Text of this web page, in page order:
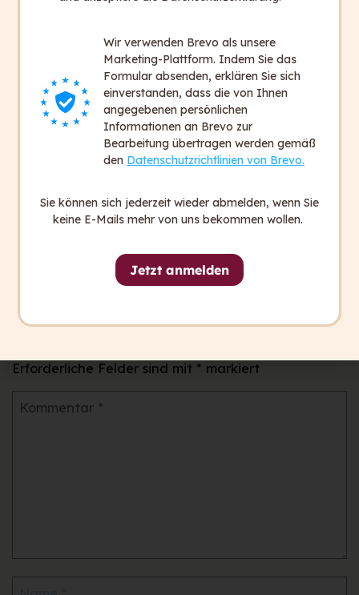
mit hochwertigen Trainingsdaten an die
spezifischen Custom-Usecase-Services
Der Zugang zur Software erfolgt für alle
Mitarbeiter*innen von Erste Bank und Sparkassen
niederschwellig über das unternehmenseigene
Authentifizierungssystem.
Erforderliche Felder sind mit * markiert
Wir verwenden Brevo als unsere
Marketing-Plattform. Indem Sie das
Formular absenden, erklären Sie sich
einverstanden, dass die von Ihnen
angegebenen persönlichen
Informationen an Brevo zur
Bearbeitung übertragen werden gemäß
den Datenschutzrichtlinien von Brevo.
Sie können sich jederzeit wieder abmelden, wenn Sie
keine E-Mails mehr von uns bekommen wollen.
Jetzt anmelden